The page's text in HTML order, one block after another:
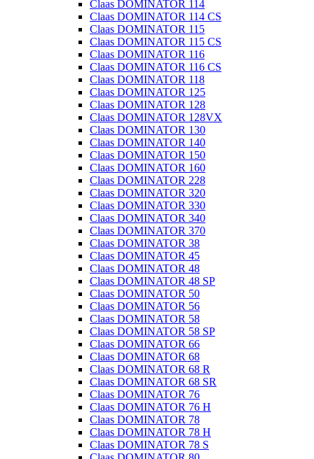
Claas DOMINATOR 114
Claas DOMINATOR 114 CS
Claas DOMINATOR 115
Claas DOMINATOR 115 CS
Claas DOMINATOR 116
Claas DOMINATOR 116 CS
Claas DOMINATOR 118
Claas DOMINATOR 125
Claas DOMINATOR 128
Claas DOMINATOR 128VX
Claas DOMINATOR 130
Claas DOMINATOR 140
Claas DOMINATOR 150
Claas DOMINATOR 160
Claas DOMINATOR 228
Claas DOMINATOR 320
Claas DOMINATOR 330
Claas DOMINATOR 340
Claas DOMINATOR 370
Claas DOMINATOR 38
Claas DOMINATOR 45
Claas DOMINATOR 48
Claas DOMINATOR 48 SP
Claas DOMINATOR 50
Claas DOMINATOR 56
Claas DOMINATOR 58
Claas DOMINATOR 58 SP
Claas DOMINATOR 66
Claas DOMINATOR 68
Claas DOMINATOR 68 R
Claas DOMINATOR 68 SR
Claas DOMINATOR 76
Claas DOMINATOR 76 H
Claas DOMINATOR 78
Claas DOMINATOR 78 H
Claas DOMINATOR 78 S